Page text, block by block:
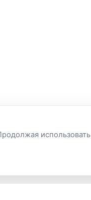
использовать